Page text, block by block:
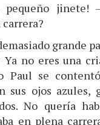
pequeño
carrera?
grande
Ya no eres una
Paul se
sus ojos azules,
No quería
en plena